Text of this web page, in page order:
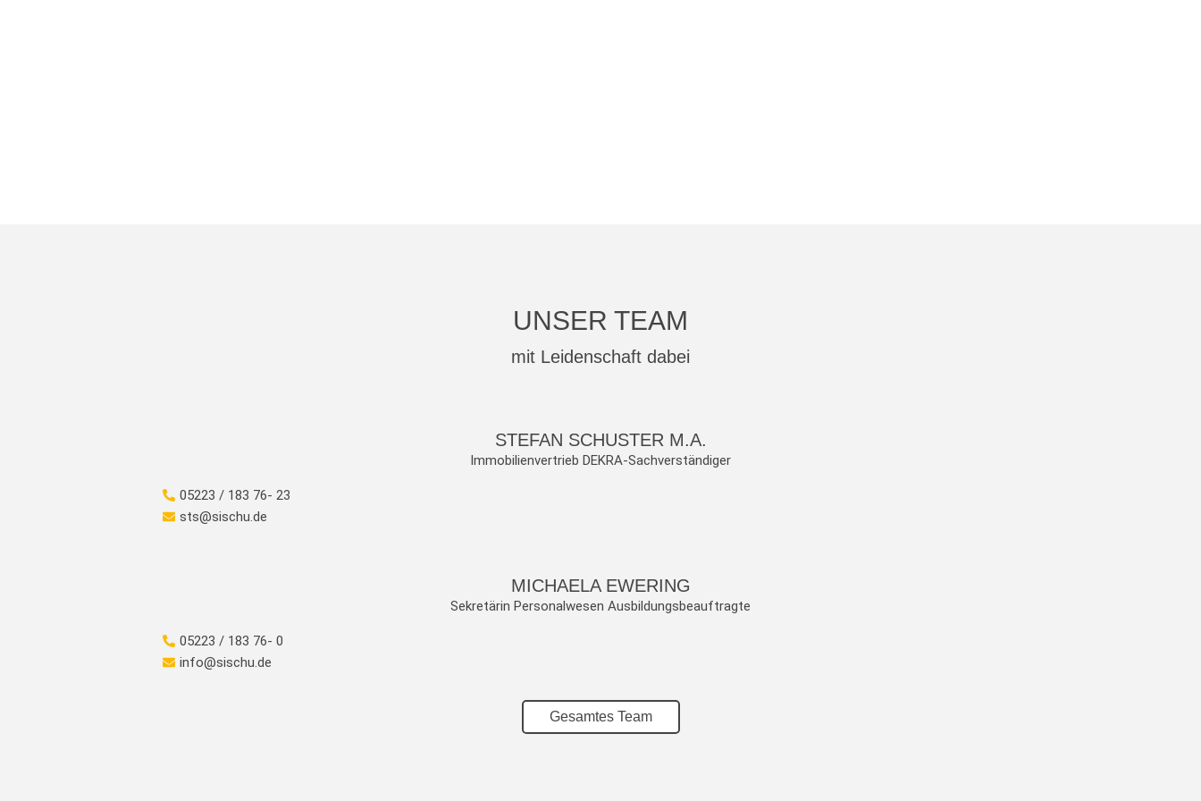
UNSER TEAM
mit Leidenschaft dabei
STEFAN SCHUSTER M.A.
Immobilienvertrieb DEKRA-Sachverständiger
05223 / 183 76- 23
sts@sischu.de
MICHAELA EWERING
Sekretärin Personalwesen Ausbildungsbeauftragte
05223 / 183 76- 0
info@sischu.de
Gesamtes Team